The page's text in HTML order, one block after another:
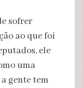
sofrer
ao que foi
ele
uma
gente tem